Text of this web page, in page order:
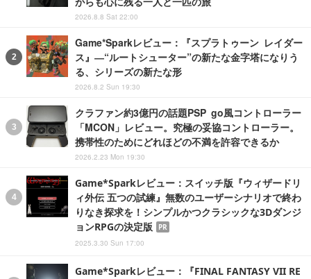
2026.8.8 Sat 22:00
Game*Sparkレビュー：『スプラトゥーン レイダー
ス』―“ルートシューター”の新たな金字塔になりう
る、シリーズの新たな形
2026.8.2 Sun 19:30
クラファン約3億円の話題PSP go風コントローラー
「MCON」レビュー。究極の妥協コントローラー。
携帯性のためにどれほどの不満を許容できるか
2026.2.23 Mon 19:30
Game*Sparkレビュー：スイッチ版『ウィザードリ
ィ外伝 五つの試練』無数のユーザーシナリオで終わ
りなき探求を！シンプルかつクラシックな3Dダンジ
ョンRPGの決定版
PR
2025.3.30 Sun 17:00
Game*Sparkレビュー：『FINAL FANTASY VII RE